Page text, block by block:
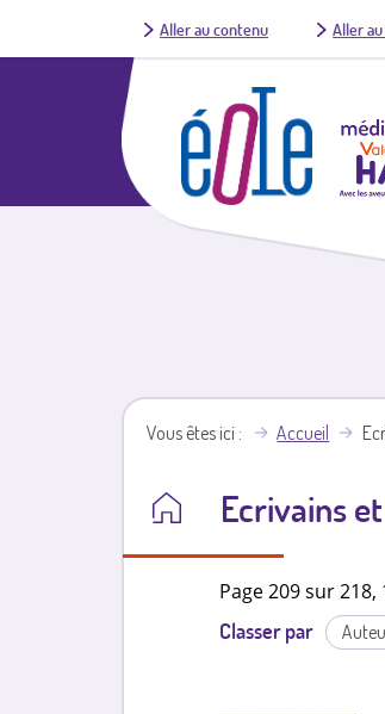
Aller au contenu Aller
Vous êtes ici Accueil
Ecrivains
Page 209 sur
Classer par